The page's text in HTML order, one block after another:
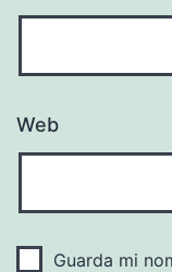
Web
Guarda mi